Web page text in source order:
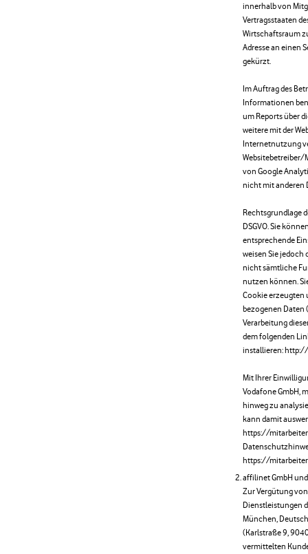
innerhalb von
Vertragsstaaten
Wirtschaftsraum
Adresse an einen
gekürzt.
Im Auftrag des
Informationen
um Reports über
weitere mit der
Internetnutzung
Websitebetreiber/
von Google
nicht mit anderen
Rechtsgrundlage
DSGVO. Sie
entsprechende
weisen Sie jedoch
nicht sämtliche
nutzen können.
Cookie erzeugten
bezogenen Daten
Verarbeitung
dem folgenden
installieren:
Mit Ihrer
Vodafone GmbH,
hinweg zu
kann damit
https://
https://
affilinet GmbH
Zur Vergütung
Dienstleistungen
München,
(Karlstraße 9,
vermittelten